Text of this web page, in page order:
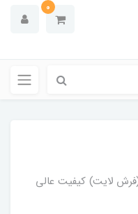
0
ریشه دار (فرش لایت) کیفیت عالی